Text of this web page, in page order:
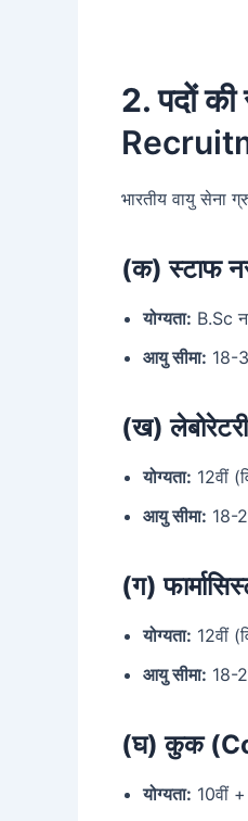
2. पदों
भारतीय वायु सेना
(क) स्टाफ
योग्यता: B.Sc
आयु सीमा: 18-
(ख)
योग्यता: 12वीं
आयु सीमा: 18-
(ग)
योग्यता: 12वीं
आयु सीमा: 18-
(घ) कुक
योग्यता: 10वीं